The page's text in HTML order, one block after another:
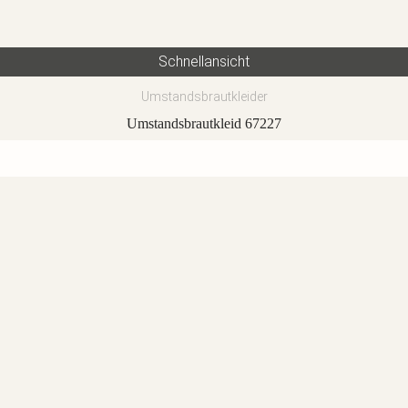
Schnellansicht
Umstandsbrautkleider
Umstandsbrautkleid 67227